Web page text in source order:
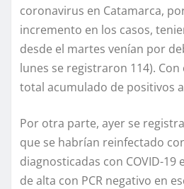
coronavirus en Catamarca,
incremento en los casos,
desde el martes venían por
lunes se registraron 114).
total acumulado de positivos
Por otra parte, ayer se
que se habrían reinfectado
diagnosticadas con COVID-19
de alta con PCR negativo en